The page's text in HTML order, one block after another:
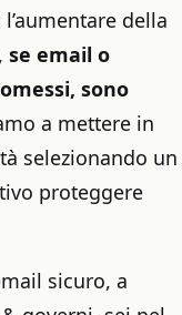
della
se email o
sono
a mettere in
selezionando un
proteggere
sicuro, a